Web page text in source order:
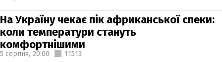
На Україну чекає пік африканської спеки:
коли температури стануть
комфортнішими
5 серпня, 20:00 11513